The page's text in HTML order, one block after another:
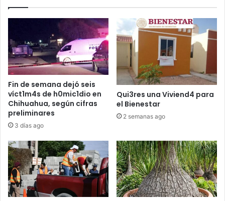
Fin de semana dejó seis
víct1m4s de h0mic1dio en
Chihuahua, según cifras
preliminares
3 días ago
Qui3res una Viviend4 para
el Bienestar
2 semanas ago